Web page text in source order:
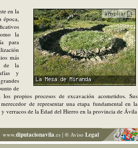
en la
época,
la
para
más
de la
y
de
propios procesos de excavación acometidos. Sus
de representar una etapa fundamental en la
verracos de la Edad del Hierro en la provincia de Ávila
www.diputacionavila.es | ® Aviso Legal